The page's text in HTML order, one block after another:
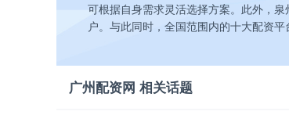
可根据自身需求灵活选择方案。此外，
户。与此同时，全国范围内的十大配资平
广州配资网 相关话题